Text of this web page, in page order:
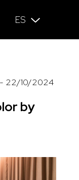
ES
- 22/10/2024
by